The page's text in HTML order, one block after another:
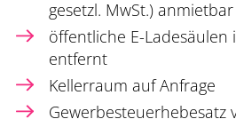
gesetzl. MwSt.) anmietbar
öffentliche E-
entfernt
Kellerraum auf Anfrage
Gewerbesteuerhebesatz